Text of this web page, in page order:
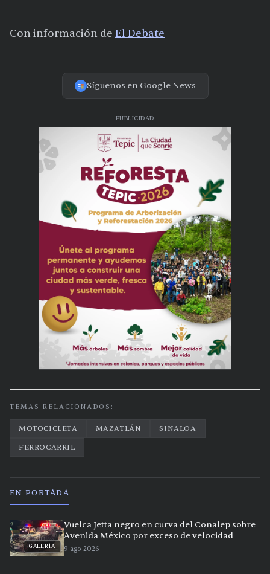
Con información de El Debate
Síguenos en Google News
PUBLICIDAD
TEMAS RELACIONADOS:
MOTOCICLETA MAZATLÁN
SINALOA
FERROCARRIL
EN PORTADA
GALERÍA
Vuelca Jetta negro en curva del Conalep sobre
Avenida México por exceso de velocidad
9 ago 2026